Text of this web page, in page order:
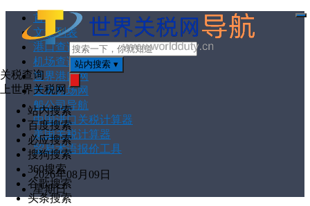
首页
文章列表
港口查询
机场查询
世界港口网
世界机场网
船公司导航
中国进口关税计算器
美国关税计算器
贸易术语报价工具
2026年08月09日
星期日
关税查询
上世界关税网
站内搜索 ▾
站内搜索
百度搜索
必应搜索
搜狗搜索
360搜索
谷歌搜索
头条搜索
搜
索
打